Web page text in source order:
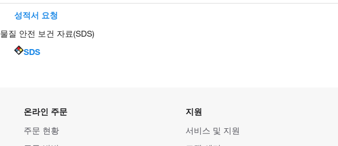
성적서 요청
물질 안전 보건 자료(SDS)
SDS
온라인 주문
주문 현황
지원
서비스 및 지원